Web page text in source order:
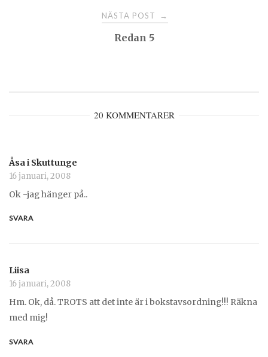
NÄSTA POST →
Redan 5
20 KOMMENTARER
Åsa i Skuttunge
16 januari, 2008
Ok -jag hänger på..
SVARA
Liisa
16 januari, 2008
Hm. Ok, då. TROTS att det inte är i bokstavsordning!!! Räkna
med mig!
SVARA